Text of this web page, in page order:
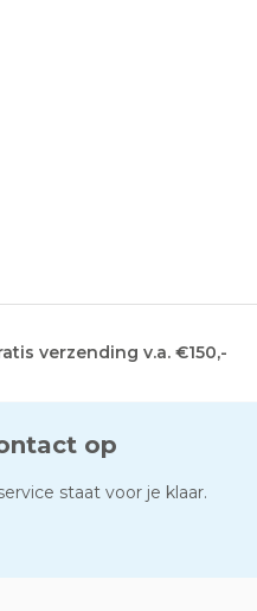
verzending v.a. €150,-
op
staat voor je klaar.